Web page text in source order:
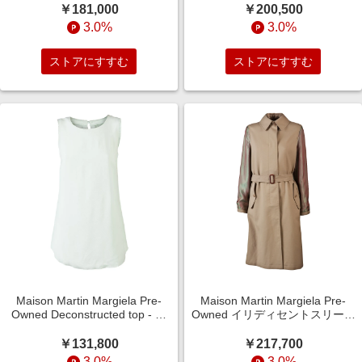
￥181,000
3.0%
ストアにすすむ
￥200,500
3.0%
ストアにすすむ
Maison Martin Margiela Pre-
Owned Deconstructed top - グ
￥131,800
Maison Martin Margiela Pre-
Owned イリディセントスリーブ
￥217,700